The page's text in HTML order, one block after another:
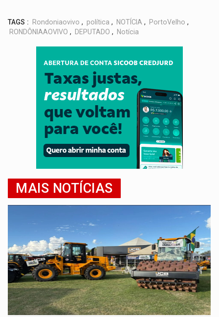
TAGS : Rondoniaovivo , política , NOTÍCIA , PortoVelho ,
RONDÔNIAAOVIVO , DEPUTADO , Notícia
MAIS NOTÍCIAS